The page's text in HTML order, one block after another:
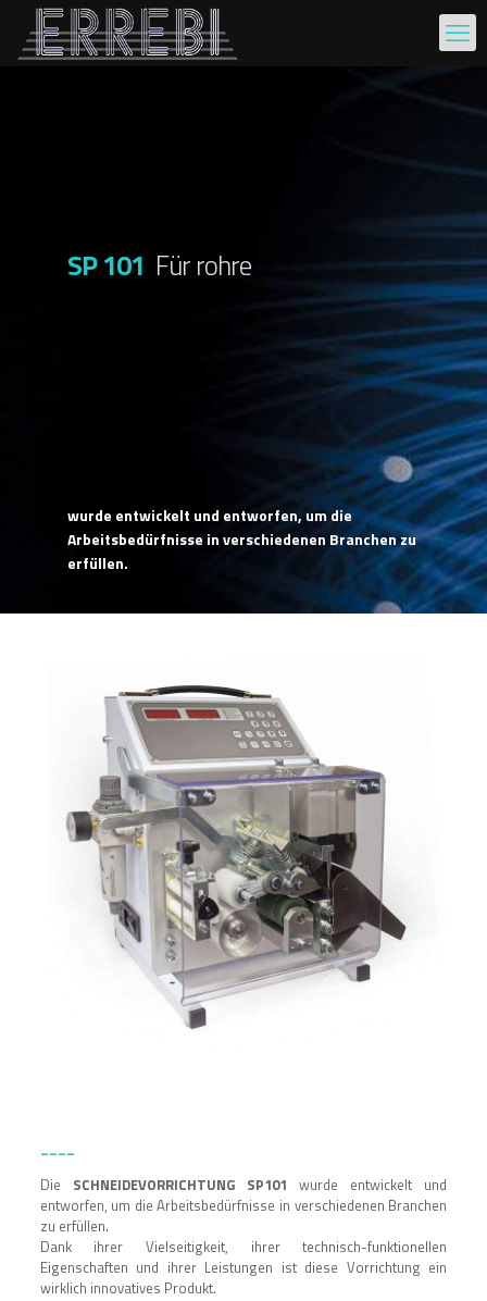
SP 101 Für rohre
wurde entwickelt und entworfen, um die
Arbeitsbedürfnisse in verschiedenen Branchen zu
erfüllen.
Die SCHNEIDEVORRICHTUNG SP101 wurde entwickelt und
entworfen, um die Arbeitsbedürfnisse in verschiedenen Branchen
zu erfüllen.
Dank ihrer Vielseitigkeit, ihrer technisch-funktionellen
Eigenschaften und ihrer Leistungen ist diese Vorrichtung ein
wirklich innovatives Produkt.